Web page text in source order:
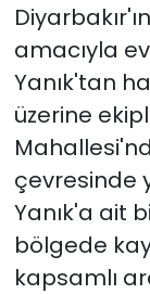
amacıyla
Yanık'tan
üzerine
çevresinde
Yanık'a ait
bölgede
kapsamlı